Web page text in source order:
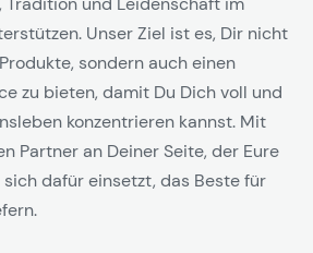
Unser Ziel ist es, Dir nicht
sondern auch einen
zu bieten, damit Du Dich voll und
konzentrieren kannst. Mit
Partner an Deiner Seite, der Eure
dafür einsetzt, das Beste für